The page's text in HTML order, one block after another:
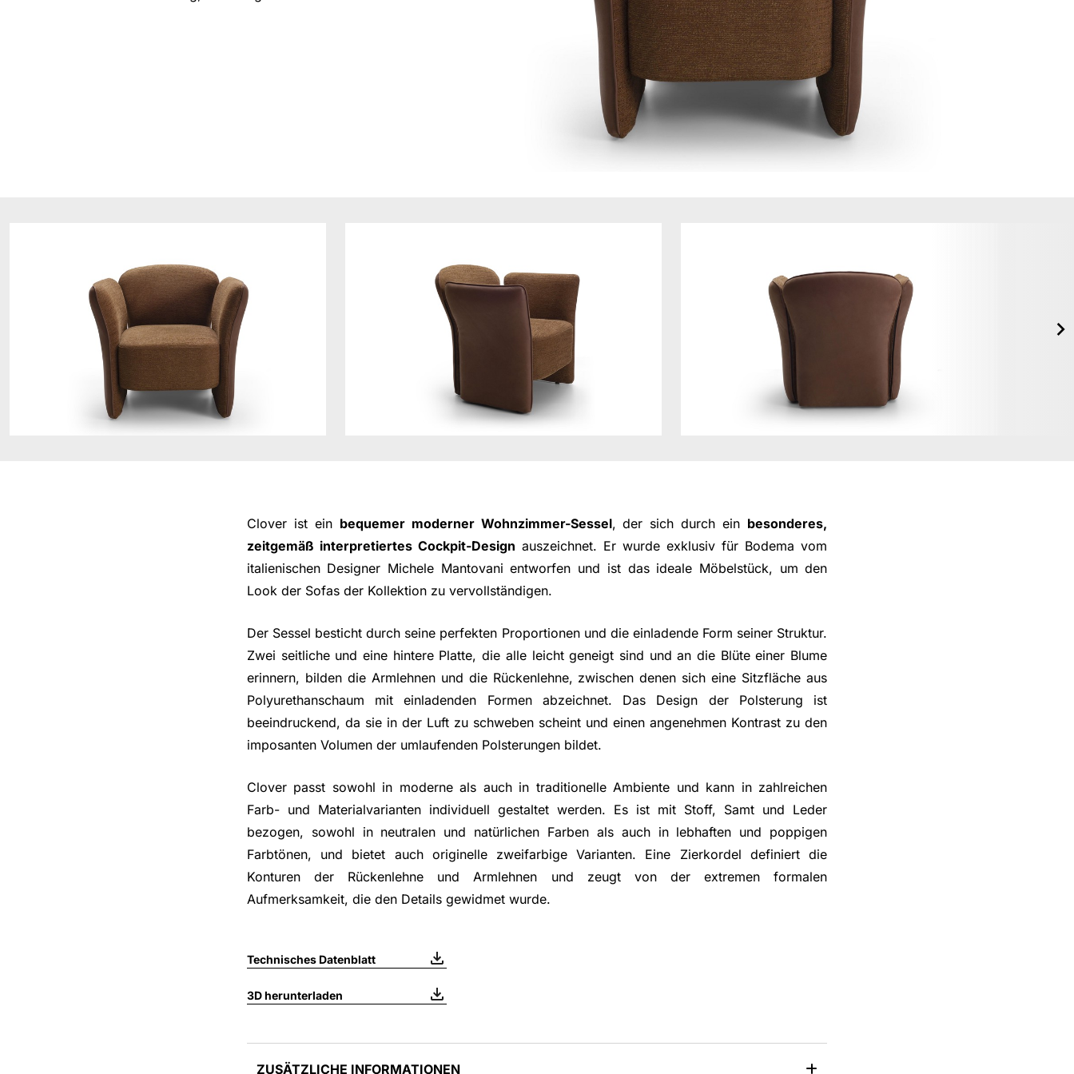
Clover ist ein bequemer moderner Wohnzimmer-Sessel, der sich durch ein besonderes,
zeitgemäß interpretiertes Cockpit-Design auszeichnet. Er wurde exklusiv für Bodema vom
italienischen Designer Michele Mantovani entworfen und ist das ideale Möbelstück, um den
Look der Sofas der Kollektion zu vervollständigen.
Der Sessel besticht durch seine perfekten Proportionen und die einladende Form seiner Struktur.
Zwei seitliche und eine hintere Platte, die alle leicht geneigt sind und an die Blüte einer Blume
erinnern, bilden die Armlehnen und die Rückenlehne, zwischen denen sich eine Sitzfläche aus
Polyurethanschaum mit einladenden Formen abzeichnet. Das Design der Polsterung ist
beeindruckend, da sie in der Luft zu schweben scheint und einen angenehmen Kontrast zu den
imposanten Volumen der umlaufenden Polsterungen bildet.
Clover passt sowohl in moderne als auch in traditionelle Ambiente und kann in zahlreichen
Farb- und Materialvarianten individuell gestaltet werden. Es ist mit Stoff, Samt und Leder
bezogen, sowohl in neutralen und natürlichen Farben als auch in lebhaften und poppigen
Farbtönen, und bietet auch originelle zweifarbige Varianten. Eine Zierkordel definiert die
Konturen der Rückenlehne und Armlehnen und zeugt von der extremen formalen
Aufmerksamkeit, die den Details gewidmet wurde.
Technisches Datenblatt
3D herunterladen
ZUSÄTZLICHE INFORMATIONEN